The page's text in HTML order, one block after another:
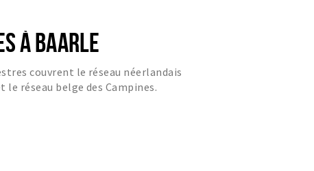
À BAARLE
couvrent le réseau néerlandais
le réseau belge des Campines.